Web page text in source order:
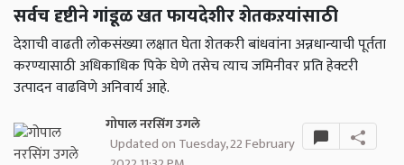
सर्वच दृष्टीने गांडूळ खत फायदेशीर शेतकऱयांसाठी
देशाची वाढती लोकसंख्या लक्षात घेता शेतकरी बांधवांना अन्नधान्याची पूर्तता
करण्यासाठी अधिकाधिक पिके घेणे तसेच त्याच जमिनीवर प्रति हेक्टरी
उत्पादन वाढविणे अनिवार्य आहे.
गोपाल नरसिंग उगले
Updated on Tuesday, 22 February